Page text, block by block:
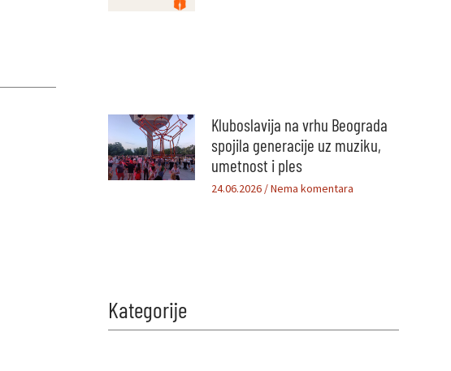
Kluboslavija na vrhu Beograda
spojila generacije uz muziku,
umetnost i ples
24.06.2026 Nema komentara
Kategorije